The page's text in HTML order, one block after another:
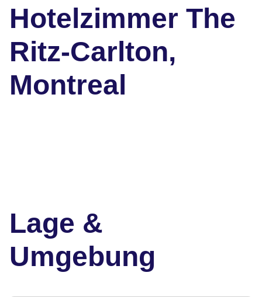
Hotelzimmer The
Ritz-Carlton,
Montreal
Lage &
Umgebung